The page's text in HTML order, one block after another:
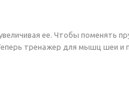
ее. Чтобы поменять
тренажер для мышц шеи